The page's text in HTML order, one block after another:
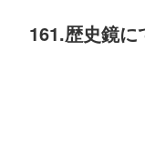
161.歴史鏡に